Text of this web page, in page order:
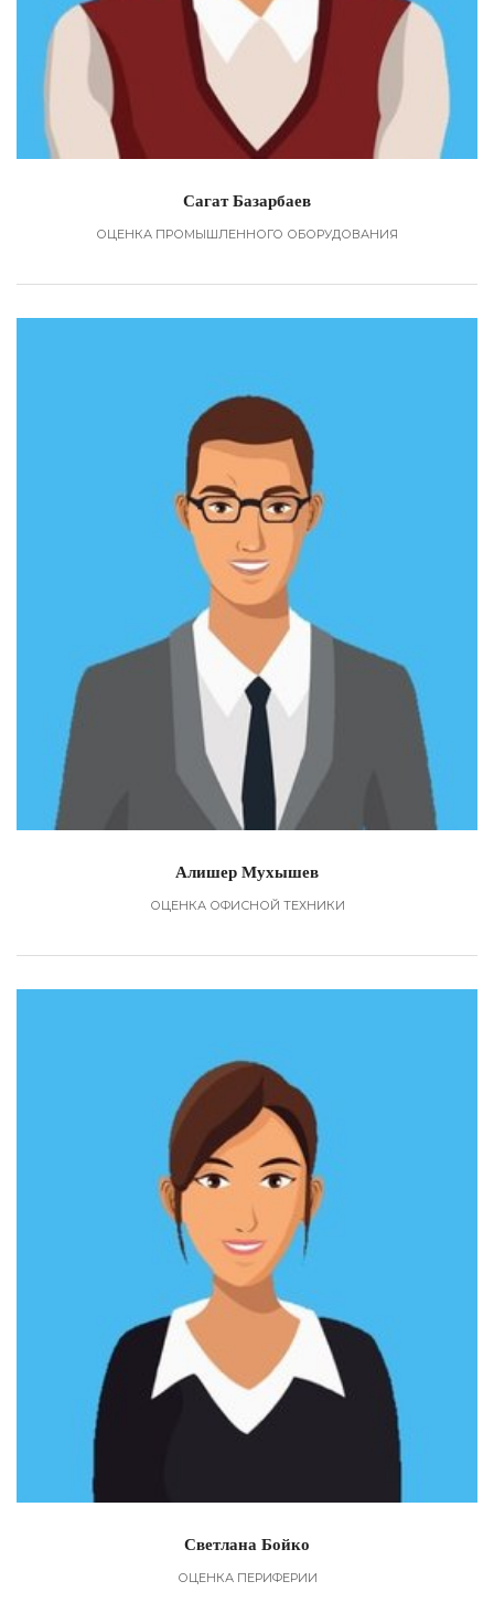
Сагат Базарбаев
ОЦЕНКА ПРОМЫШЛЕННОГО ОБОРУДОВАНИЯ
Алишер Мухышев
ОЦЕНКА ОФИСНОЙ ТЕХНИКИ
Светлана Бойко
ОЦЕНКА ПЕРИФЕРИИ